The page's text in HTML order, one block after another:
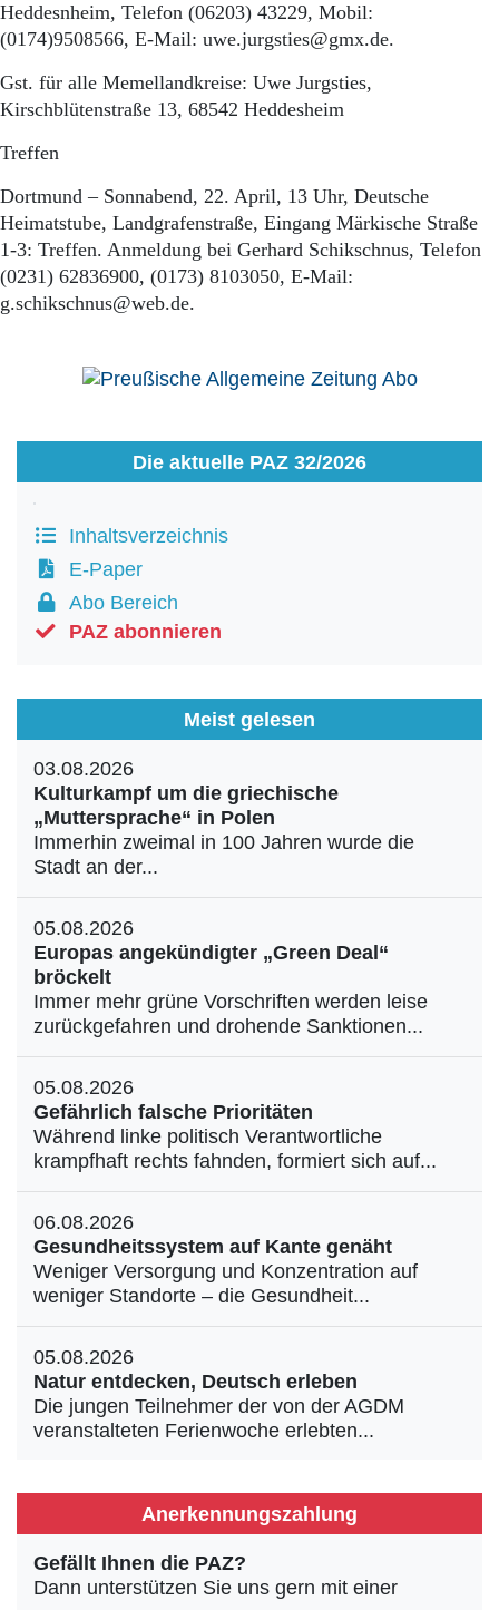
Heddesnheim, Telefon (06203) 43229, Mobil:
(0174)9508566, E-Mail: uwe.jurgsties@gmx.de.
Gst. für alle Memellandkreise: Uwe Jurgsties,
Kirschblütenstraße 13, 68542 Heddesheim
Treffen
Dortmund – Sonnabend, 22. April, 13 Uhr, Deutsche
Heimatstube, Landgrafenstraße, Eingang Märkische Straße
1-3: Treffen. Anmeldung bei Gerhard Schikschnus, Telefon
(0231) 62836900, (0173) 8103050, E-Mail:
g.schikschnus@web.de.
Die aktuelle PAZ 32/2026
Inhaltsverzeichnis
E-Paper
Abo Bereich
PAZ abonnieren
Meist gelesen
03.08.2026
Kulturkampf um die griechische
„Muttersprache“ in Polen
Immerhin zweimal in 100 Jahren wurde die
Stadt an der...
05.08.2026
Europas angekündigter „Green Deal“
bröckelt
Immer mehr grüne Vorschriften werden leise
zurückgefahren und drohende Sanktionen...
05.08.2026
Gefährlich falsche Prioritäten
Während linke politisch Verantwortliche
krampfhaft rechts fahnden, formiert sich auf...
06.08.2026
Gesundheitssystem auf Kante genäht
Weniger Versorgung und Konzentration auf
weniger Standorte – die Gesundheit...
05.08.2026
Natur entdecken, Deutsch erleben
Die jungen Teilnehmer der von der AGDM
veranstalteten Ferienwoche erlebten...
Anerkennungszahlung
Gefällt Ihnen die PAZ?
Dann unterstützen Sie uns gern mit einer